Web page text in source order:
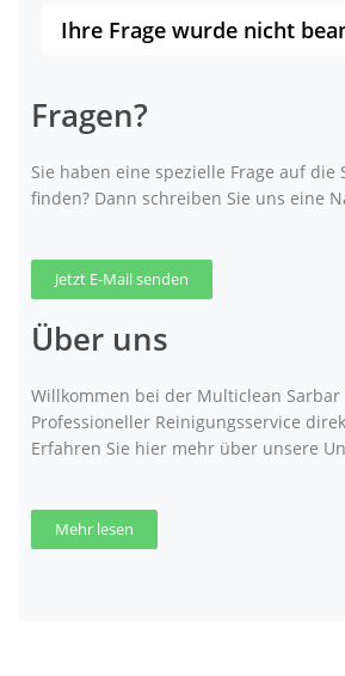
Ihre Frage wurde nicht
Fragen?
Sie haben eine spezielle Frage auf die
finden? Dann schreiben Sie uns eine
Jetzt E-Mail senden
Über uns
Willkommen bei der Multiclean Sarbar
Professioneller Reinigungsservice
Erfahren Sie hier mehr über unsere
Mehr lesen